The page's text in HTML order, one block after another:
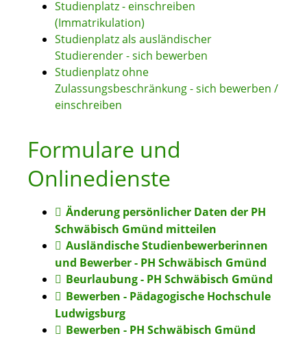
Studienplatz - einschreiben
(Immatrikulation)
Studienplatz als ausländischer
Studierender - sich bewerben
Studienplatz ohne
Zulassungsbeschränkung - sich bewerben /
einschreiben
Formulare und
Onlinedienste
Änderung persönlicher Daten der PH
Schwäbisch Gmünd mitteilen
Ausländische Studienbewerberinnen
und Bewerber - PH Schwäbisch Gmünd
Beurlaubung - PH Schwäbisch Gmünd
Bewerben - Pädagogische Hochschule
Ludwigsburg
Bewerben - PH Schwäbisch Gmünd